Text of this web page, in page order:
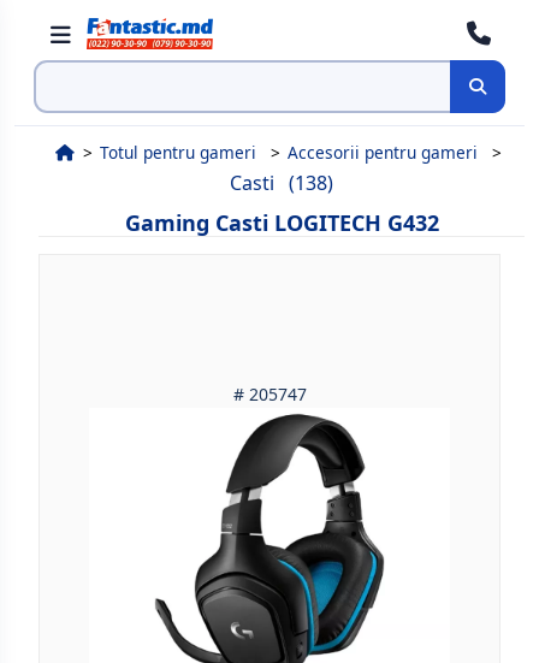
Cauta
Totul pentru gameri Accesorii pentru gameri
Casti (138)
Gaming Casti LOGITECH G432
# 205747